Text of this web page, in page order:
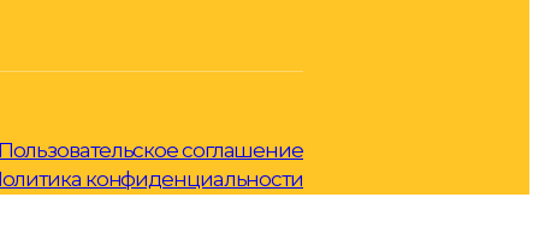
соглашение
конфиденциальности